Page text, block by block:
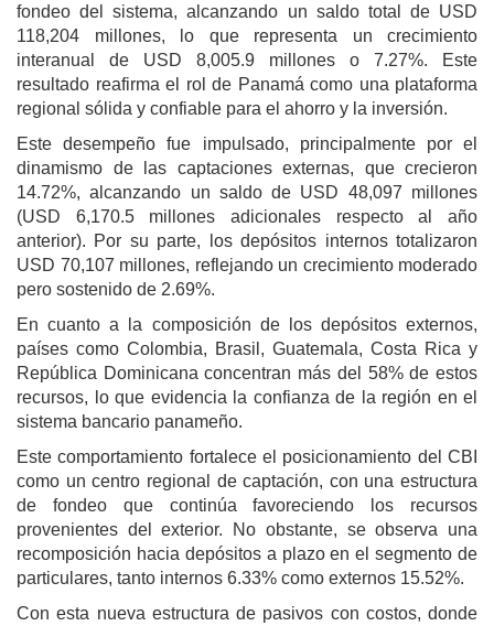
fondeo del sistema, alcanzando un saldo total de USD
118,204 millones, lo que representa un crecimiento
interanual de USD 8,005.9 millones o 7.27%. Este
resultado reafirma el rol de Panamá como una plataforma
regional sólida y confiable para el ahorro y la inversión.
Este desempeño fue impulsado, principalmente por el
dinamismo de las captaciones externas, que crecieron
14.72%, alcanzando un saldo de USD 48,097 millones
(USD 6,170.5 millones adicionales respecto al año
anterior). Por su parte, los depósitos internos totalizaron
USD 70,107 millones, reflejando un crecimiento moderado
pero sostenido de 2.69%.
En cuanto a la composición de los depósitos externos,
países como Colombia, Brasil, Guatemala, Costa Rica y
República Dominicana concentran más del 58% de estos
recursos, lo que evidencia la confianza de la región en el
sistema bancario panameño.
Este comportamiento fortalece el posicionamiento del CBI
como un centro regional de captación, con una estructura
de fondeo que continúa favoreciendo los recursos
provenientes del exterior. No obstante, se observa una
recomposición hacia depósitos a plazo en el segmento de
particulares, tanto internos 6.33% como externos 15.52%.
Con esta nueva estructura de pasivos con costos, donde